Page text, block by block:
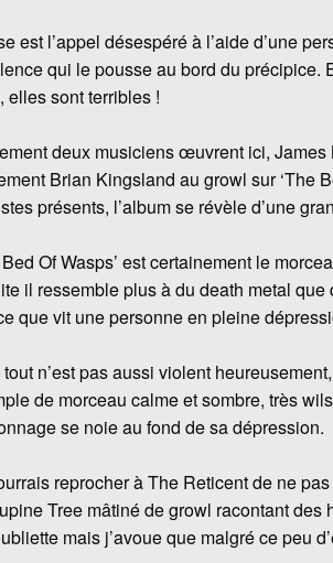
est l’appel désespéré à l’aide d’une
qui le pousse au bord du précipice.
elles sont terribles !
deux musiciens œuvrent ici,
Brian Kingsland au growl sur ‘The
présents, l’album se révèle d’une
Bed Of Wasps’ est certainement le
il ressemble plus à du death metal
que vit une personne en pleine
n’est pas aussi violent
de morceau calme et sombre, très
se noie au fond de sa dépression.
reprocher à The Reticent de ne
Tree mâtiné de growl racontant
mais j’avoue que malgré ce peu